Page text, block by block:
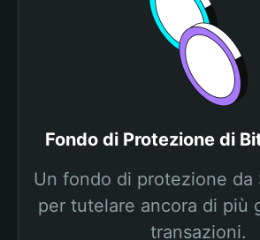
Fondo di Protezione di
Un fondo di protezione
per tutelare ancora di più
transazioni.